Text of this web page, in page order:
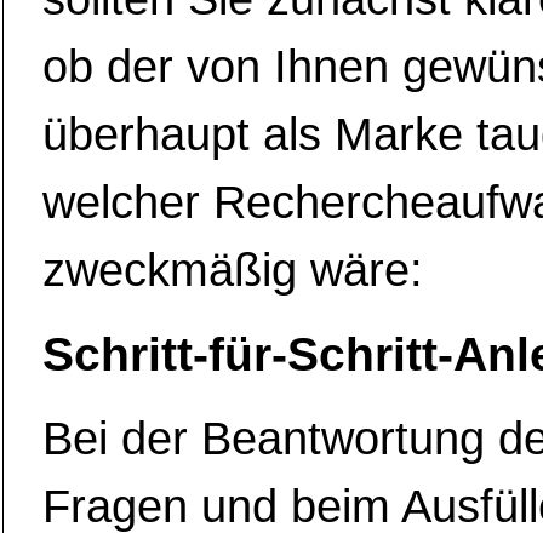
ob der von Ihnen
überhaupt als Marke
welcher
zweckmäßig wäre:
Schritt-für-Schritt-
Bei der Beantwortung
Fragen und beim